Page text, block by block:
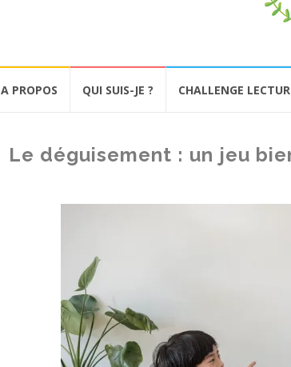
A PROPOS QUI SUIS-JE ? CHALLENGE
Le déguisement : un jeu